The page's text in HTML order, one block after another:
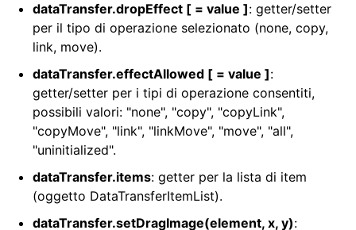
dataTransfer.dropEffect [ = value ]: getter/setter
per il tipo di operazione selezionato (none, copy,
link, move).
dataTransfer.effectAllowed [ = value ]:
getter/setter per i tipi di operazione consentiti,
possibili valori: "none", "copy", "copyLink",
"copyMove", "link", "linkMove", "move", "all",
"uninitialized".
dataTransfer.items: getter per la lista di item
(oggetto DataTransferItemList).
dataTransfer.setDragImage(element, x, y):